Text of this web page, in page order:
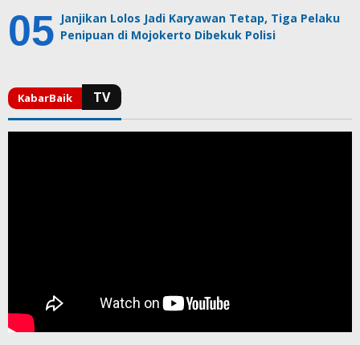
Janjikan Lolos Jadi Karyawan Tetap, Tiga Pelaku
Penipuan di Mojokerto Dibekuk Polisi